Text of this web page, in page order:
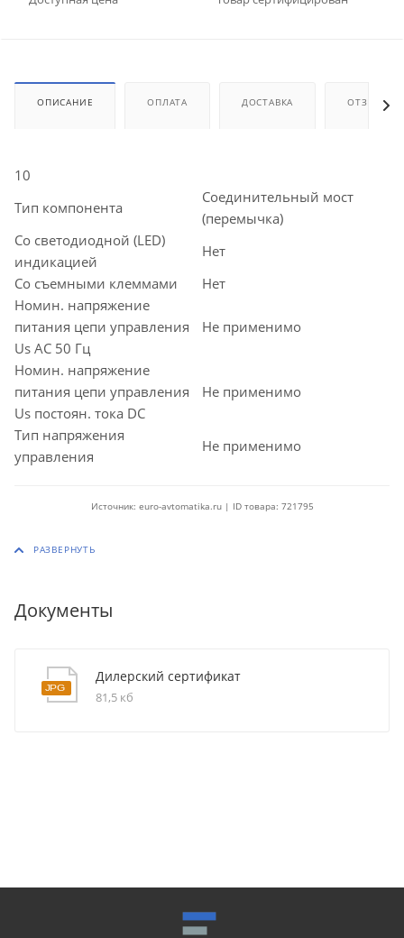
ОПИСАНИЕ ОПЛАТА ДОСТАВКА ОТЗЫВЫ
10
Тип компонента
Соединительный мост
(перемычка)
Со светодиодной (LED)
индикацией
Нет
Со съемными клеммами
Нет
Номин. напряжение
питания цепи управления
Us AC 50 Гц
Не применимо
Номин. напряжение
питания цепи управления
Us постоян. тока DC
Не применимо
Тип напряжения
управления
Не применимо
Источник: euro-avtomatika.ru | ID товара: 721795
Документы
Дилерский сертификат
81,5 кб